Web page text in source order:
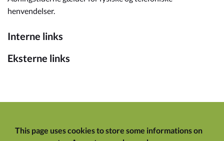
henvendelser.
Interne links
Eksterne links
This page uses cookies to store some informations on